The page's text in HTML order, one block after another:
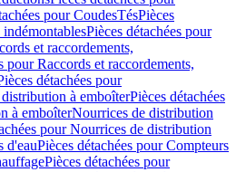
pour CoudesTésPièces
indémontablesPièces détachées pour
et raccordements,
pour Raccords et raccordements,
détachées pour
à emboîterPièces détachées
à emboîterNourrices de distribution
pour Nourrices de distribution
d'eauPièces détachées pour Compteurs
Pièces détachées pour